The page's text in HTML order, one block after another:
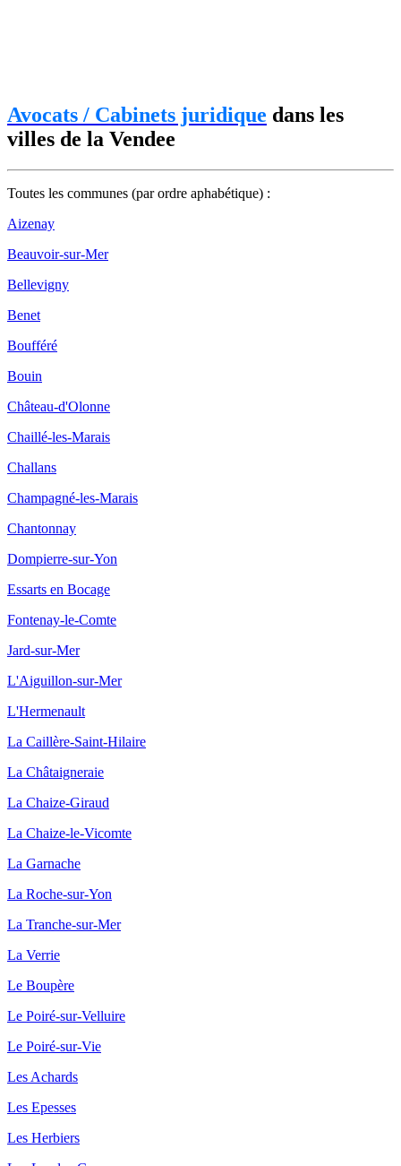
Avocats / Cabinets juridique dans les
villes de la Vendee
Toutes les communes (par ordre aphabétique) :
Aizenay
Beauvoir-sur-Mer
Bellevigny
Benet
Boufféré
Bouin
Château-d'Olonne
Chaillé-les-Marais
Challans
Champagné-les-Marais
Chantonnay
Dompierre-sur-Yon
Essarts en Bocage
Fontenay-le-Comte
Jard-sur-Mer
L'Aiguillon-sur-Mer
L'Hermenault
La Caillère-Saint-Hilaire
La Châtaigneraie
La Chaize-Giraud
La Chaize-le-Vicomte
La Garnache
La Roche-sur-Yon
La Tranche-sur-Mer
La Verrie
Le Boupère
Le Poiré-sur-Velluire
Le Poiré-sur-Vie
Les Achards
Les Epesses
Les Herbiers